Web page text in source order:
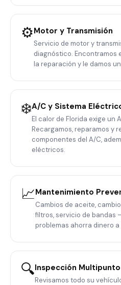
⚙️Motor y Transmisión
Servicio de motor y
diagnóstico. Encontramos
la reparación y le damos
❄️A/C y Sistema
El calor de Florida exige un
Recargamos, reparamos y
componentes del A/C,
eléctricos.
📈Mantenimiento
Cambios de aceite,
filtros, servicio de bandas
problemas ahorra dinero a
🔍Inspección Multipunto
Revisamos todo su